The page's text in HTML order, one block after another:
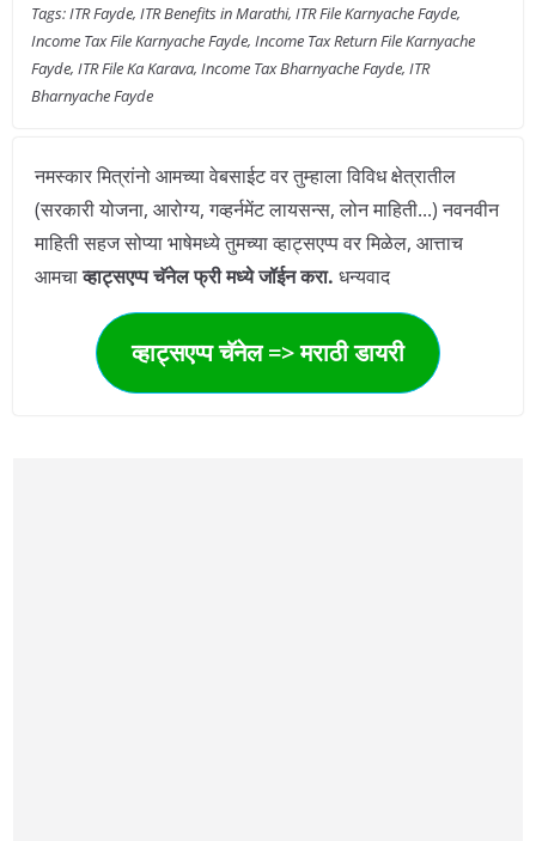
Tags: ITR Fayde, ITR Benefits in Marathi, ITR File Karnyache Fayde,
Income Tax File Karnyache Fayde, Income Tax Return File Karnyache
Fayde, ITR File Ka Karava, Income Tax Bharnyache Fayde, ITR
Bharnyache Fayde
नमस्कार मित्रांनो आमच्या वेबसाईट वर तुम्हाला विविध क्षेत्रातील
(सरकारी योजना, आरोग्य, गव्हर्नमेंट लायसन्स, लोन माहिती...) नवनवीन
माहिती सहज सोप्या भाषेमध्ये तुमच्या व्हाट्सएप्प वर मिळेल, आत्ताच
आमचाव्हाट्सएप्प चॅनेल फ्री मध्ये जॉईन करा. धन्यवाद
व्हाट्सएप्प चॅनेल => मराठी डायरी